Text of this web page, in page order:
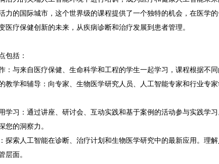
力的国际城市，这个世界级的课程提供了一个独特的机会，在医学
医疗保健创新的未来，从疾病诊断和治疗发展到患者管理。
包括：
：与来自医疗保健、生命科学和工程的学生一起学习，课程根据不同
教学和辅导：向专家、生物医学研究人员、人工智能专家和行业专
学习：通过讲座、研讨会、互动实践和基于案例的活动参与实践学
您的洞察力。
探索人工智能在诊断、治疗计划和生物医学研究中的最新应用。理解
层面。